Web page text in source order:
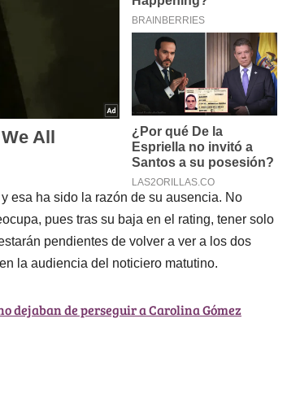
esa ha sido la razón de su ausencia. No
pues tras su baja en el rating, tener solo
pendientes de volver a ver a los dos
la audiencia del noticiero matutino.
dejaban de perseguir a Carolina Gómez